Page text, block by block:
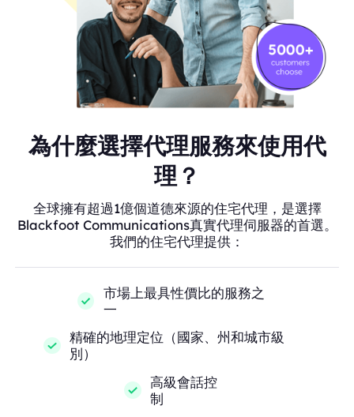
為什麼選擇代理服務來使用代
理？
全球擁有超過1億個道德來源的住宅代理，是選擇
Blackfoot Communications真實代理伺服器的首選。
我們的住宅代理提供：
市場上最具性價比的服務之
一
精確的地理定位（國家、州和城市級
別）
高級會話控
制